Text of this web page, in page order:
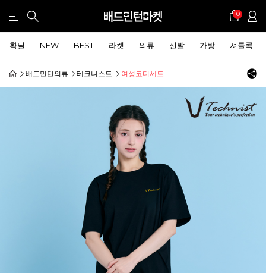
0
확딜 NEW BEST 라켓 의류 신발 가방 셔틀콕
배드민턴의류 테크니스트 여성코디세트